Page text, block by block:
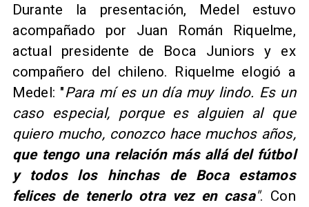
Durante la presentación, Medel estuvo
acompañado por Juan Román Riquelme,
actual presidente de Boca Juniors y ex
compañero del chileno. Riquelme elogió a
Medel: "Para mí es un día muy lindo. Es un
caso especial, porque es alguien al que
quiero mucho, conozco hace muchos años,
que tengo una relación más allá del fútbol
y todos los hinchas de Boca estamos
felices de tenerlo otra vez en casa". Con